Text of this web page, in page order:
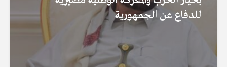
للدفاع عن الجمهورية